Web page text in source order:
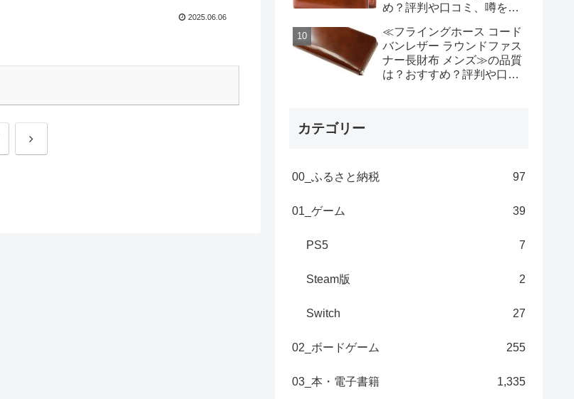
2025.06.06
次
め？評判や口コミ、噂を忖
≪フライングホース コード
バンレザー ラウンドファス
ナー長財布 メンズ≫の品質
は？おすすめ？評判や口コ
カテゴリー
00_ふるさと納税 97
01_ゲーム 39
PS5 7
Steam版 2
Switch 27
02_ボードゲーム 255
03_本・電子書籍 1,335